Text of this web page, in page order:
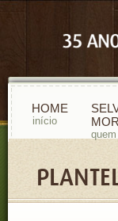
HOME
início